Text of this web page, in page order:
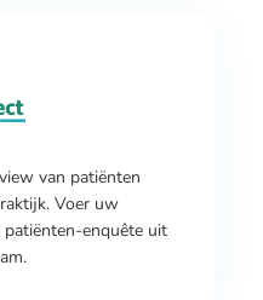
van patiënten
Voer uw
patiënten-enquête uit